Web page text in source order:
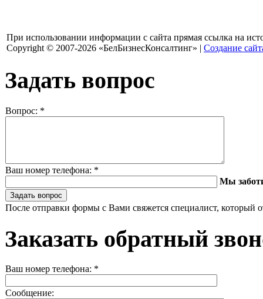
При использовании информации с сайта прямая ссылка на
Copyright © 2007-2026 «БелБизнесКонсалтинг» | Создание
Задать вопрос
Вопрос: *
Ваш номер телефона: *
Мы
После отправки формы с Вами свяжется специалист, который
Заказать обратный
Ваш номер телефона: *
Сообщение: